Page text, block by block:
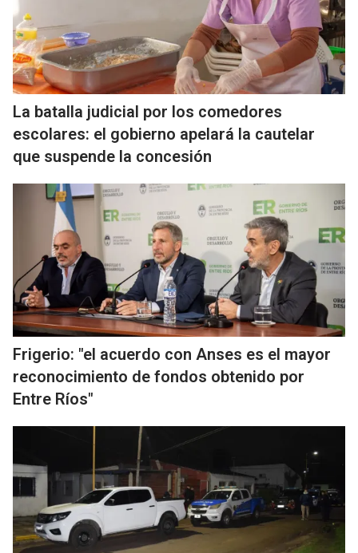
La batalla judicial por los comedores
escolares: el gobierno apelará la cautelar
que suspende la concesión
Frigerio: "el acuerdo con Anses es el mayor
reconocimiento de fondos obtenido por
Entre Ríos"